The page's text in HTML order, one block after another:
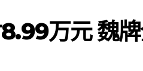
万元 魏